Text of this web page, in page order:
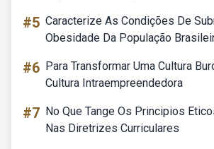
#5 Caracterize As Condições De
Obesidade Da População
#6 Para Transformar Uma Cultura
Cultura Intraempreendedora
#7 No Que Tange Os Principios
Nas Diretrizes Curriculares